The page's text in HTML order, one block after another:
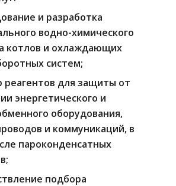
и разработка
водно-химического
котлов и охлаждающих
систем;
реагентов для защиты от
энергетического и
оборудования,
и коммуникаций, в
пароконденсатных
подбора
Главная
О компании
Продукты
Оборудование для
Насосное оборудование
Реагентная обработка
Услуги
Контакты
Прайс-лист